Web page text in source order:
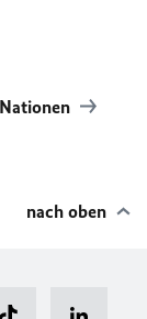
nach oben